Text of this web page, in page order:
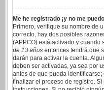
Me he registrado ¡y no me
Primero, verifique su nombre de
correcto, hay dos posibles
(APPCO) está activado y cuando
de 13 años entonces tendrá que
darán para activar la cuenta.
deben ser activadas, ya sea por
antes de que pueda
finalizar el proceso de registro.